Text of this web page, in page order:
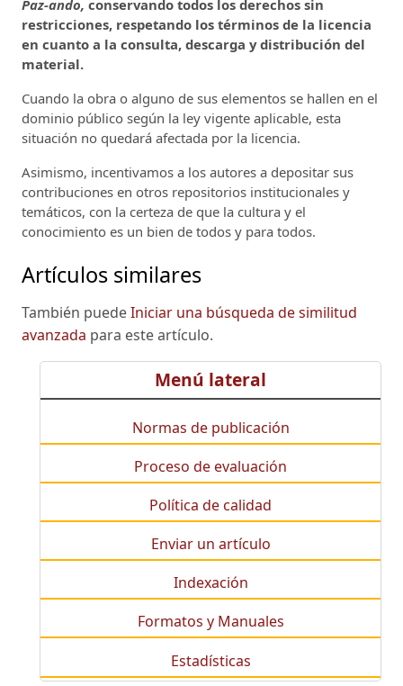
Paz-ando, conservando todos los derechos sin
restricciones, respetando los términos de la licencia
en cuanto a la consulta, descarga y distribución del
material.
Cuando la obra o alguno de sus elementos se hallen en el
dominio público según la ley vigente aplicable, esta
situación no quedará afectada por la licencia.
Asimismo, incentivamos a los autores a depositar sus
contribuciones en otros repositorios institucionales y
temáticos, con la certeza de que la cultura y el
conocimiento es un bien de todos y para todos.
Artículos similares
También puedeIniciar una búsqueda de similitud
avanzada para este artículo.
Menú lateral
Normas de publicación
Proceso de evaluación
Política de calidad
Enviar un artículo
Indexación
Formatos y Manuales
Estadísticas